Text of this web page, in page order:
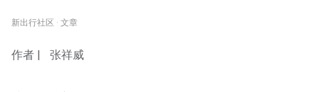
新出行社区 · 文章
作者 | 张祥威